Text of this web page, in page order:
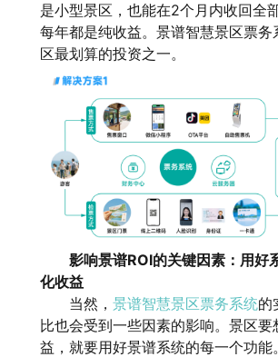
是小型景区，也能在2个月内收回全
每年都是纯收益。景谱智慧景区票务
区最划算的投资之一。
影响景谱ROI的关键因素：用好
化收益
当然， 景谱智慧景区票务系统的
比也会受到一些因素的影响。景区要
益，就要用好景谱系统的每一个功能